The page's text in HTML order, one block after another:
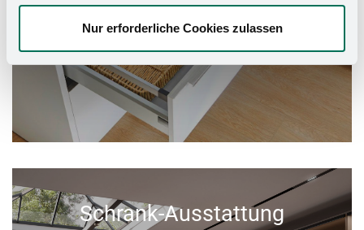
Nur erforderliche Cookies zulassen
Schrank-Ausstattung